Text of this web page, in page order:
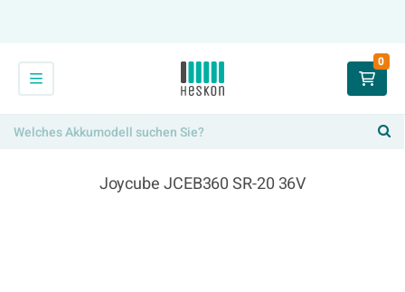
0
Joycube JCEB360 SR-20 36V